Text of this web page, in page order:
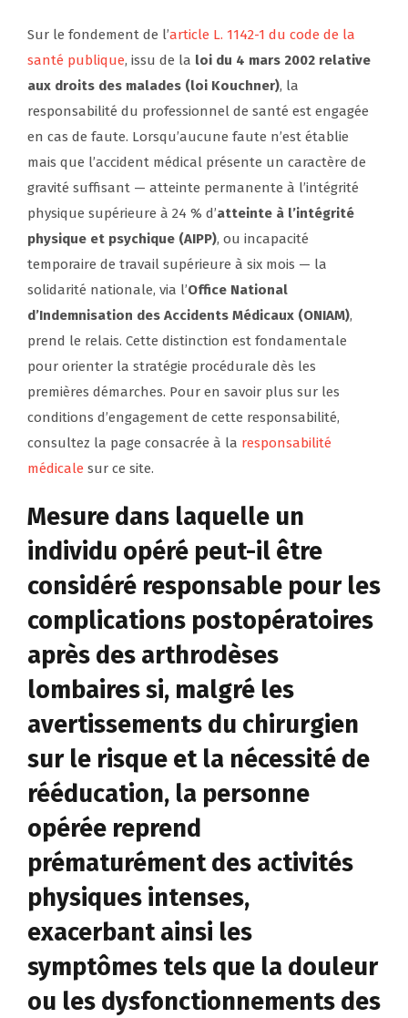
Sur le fondement de l’article L. 1142-1 du code de la
santé publique, issu de la loi du 4 mars 2002 relative
aux droits des malades (loi Kouchner), la
responsabilité du professionnel de santé est engagée
en cas de faute. Lorsqu’aucune faute n’est établie
mais que l’accident médical présente un caractère de
gravité suffisant — atteinte permanente à l’intégrité
physique supérieure à 24 % d’atteinte à l’intégrité
physique et psychique (AIPP), ou incapacité
temporaire de travail supérieure à six mois — la
solidarité nationale, via l’Office National
d’Indemnisation des Accidents Médicaux (ONIAM),
prend le relais. Cette distinction est fondamentale
pour orienter la stratégie procédurale dès les
premières démarches. Pour en savoir plus sur les
conditions d’engagement de cette responsabilité,
consultez la page consacrée à la responsabilité
médicale sur ce site.
Mesure dans laquelle un
individu opéré peut-il être
considéré responsable pour les
complications postopératoires
après des arthrodèses
lombaires si, malgré les
avertissements du chirurgien
sur le risque et la nécessité de
rééducation, la personne
opérée reprend
prématurément des activités
physiques intenses,
exacerbant ainsi les
symptômes tels que la douleur
ou les dysfonctionnements des